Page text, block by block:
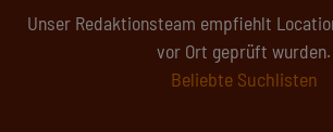
Es wird voll in deutschen Tagungs- und
suchen für Sie Kapazitäten
Hier starten